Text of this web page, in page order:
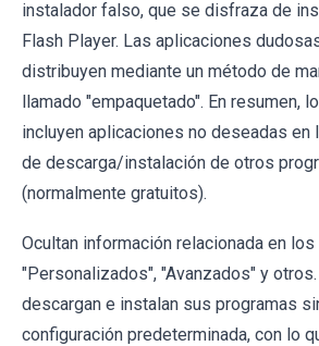
instalador falso, que se disfraza de
Flash Player. Las aplicaciones
distribuyen mediante un método de
llamado "empaquetado". En resumen,
incluyen aplicaciones no deseadas en
de descarga/instalación de otros
(normalmente gratuitos).
Ocultan información relacionada en
"Personalizados", "Avanzados" y
descargan e instalan sus programas
configuración predeterminada, con lo